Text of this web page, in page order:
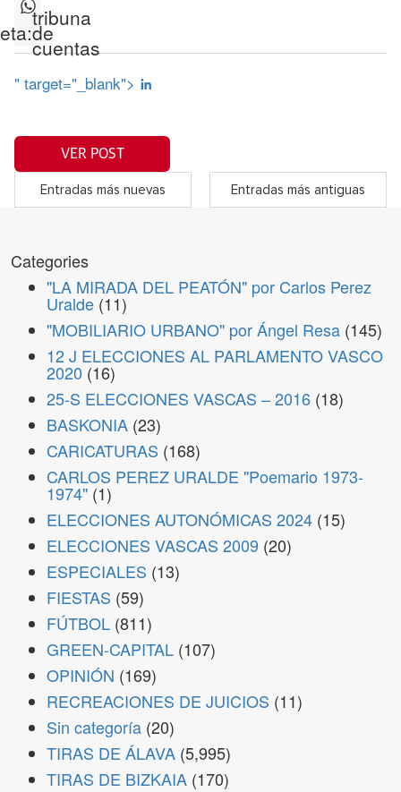
tribuna
de
cuentas
" target="_blank">
VER POST
Entradas más nuevas Entradas más antiguas
Categories
"LA MIRADA DEL PEATÓN" por Carlos Perez
Uralde (11)
"MOBILIARIO URBANO" por Ángel Resa (145)
12 J ELECCIONES AL PARLAMENTO VASCO
2020 (16)
25-S ELECCIONES VASCAS – 2016 (18)
BASKONIA (23)
CARICATURAS (168)
CARLOS PEREZ URALDE "Poemario 1973-
1974" (1)
ELECCIONES AUTONÓMICAS 2024 (15)
ELECCIONES VASCAS 2009 (20)
ESPECIALES (13)
FIESTAS (59)
FÚTBOL (811)
GREEN-CAPITAL (107)
OPINIÓN (169)
RECREACIONES DE JUICIOS (11)
Sin categoría (20)
TIRAS DE ÁLAVA (5,995)
TIRAS DE BIZKAIA (170)